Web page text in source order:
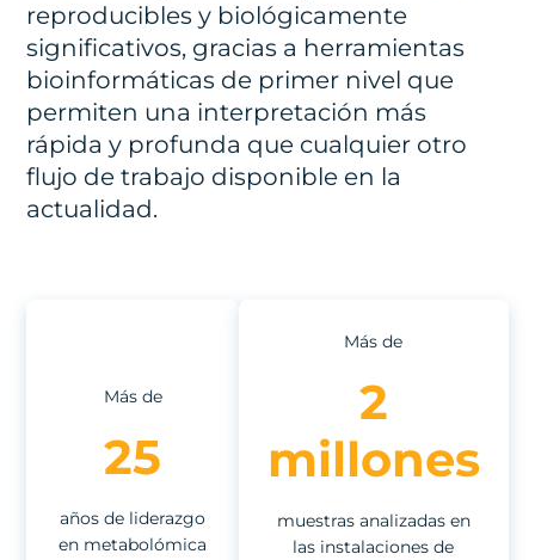
reproducibles y biológicamente
significativos, gracias a herramientas
bioinformáticas de primer nivel que
permiten una interpretación más
rápida y profunda que cualquier otro
flujo de trabajo disponible en la
actualidad.
Más de
25
años de liderazgo
en metabolómica
Más de
2
millones
muestras analizadas en
las instalaciones de